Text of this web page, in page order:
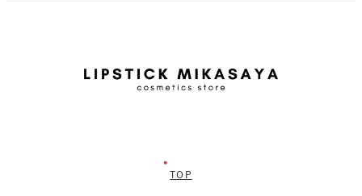
TOP